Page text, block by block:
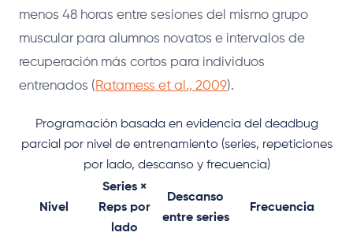
menos 48 horas entre sesiones del mismo grupo
muscular para alumnos novatos e intervalos de
recuperación más cortos para individuos
entrenados ( Ratamess et al., 2009).
Programación basada en evidencia del deadbug
parcial por nivel de entrenamiento (series, repeticiones
por lado, descanso y frecuencia)
Nivel
Series ×
Reps por
lado
Descanso
entre series
Frecuencia